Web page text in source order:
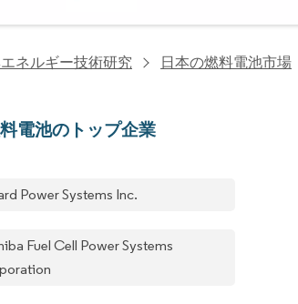
ネルギー技術研究 日本の燃料電池市場
電池のトップ企業
Power Systems Inc.
Fuel Cell Power Systems